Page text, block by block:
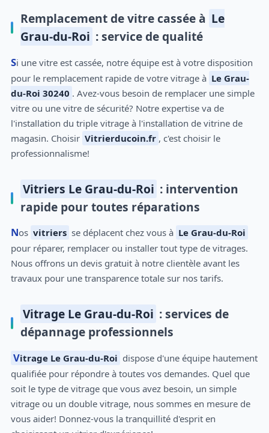
Remplacement de vitre cassée à Le
Grau-du-Roi : service de qualité
Si une vitre est cassée, notre équipe est à votre disposition
pour le remplacement rapide de votre vitrage à Le Grau-
du-Roi 30240 . Avez-vous besoin de remplacer une simple
vitre ou une vitre de sécurité? Notre expertise va de
l'installation du triple vitrage à l'installation de vitrine de
magasin. Choisir Vitrierducoin.fr , c'est choisir le
professionnalisme!
Vitriers Le Grau-du-Roi : intervention
rapide pour toutes réparations
Nos vitriers se déplacent chez vous à Le Grau-du-Roi
pour réparer, remplacer ou installer tout type de vitrages.
Nous offrons un devis gratuit à notre clientèle avant les
travaux pour une transparence totale sur nos tarifs.
Vitrage Le Grau-du-Roi : services de
dépannage professionnels
Vitrage Le Grau-du-Roi dispose d'une équipe hautement
qualifiée pour répondre à toutes vos demandes. Quel que
soit le type de vitrage que vous avez besoin, un simple
vitrage ou un double vitrage, nous sommes en mesure de
vous aider! Donnez-vous la tranquillité d'esprit en